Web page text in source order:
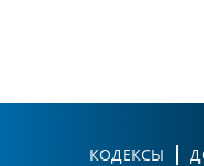
КОДЕКСЫ